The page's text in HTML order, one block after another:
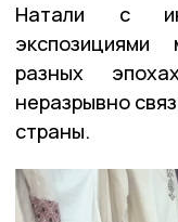
Натали с
разных
неразрывно
страны.